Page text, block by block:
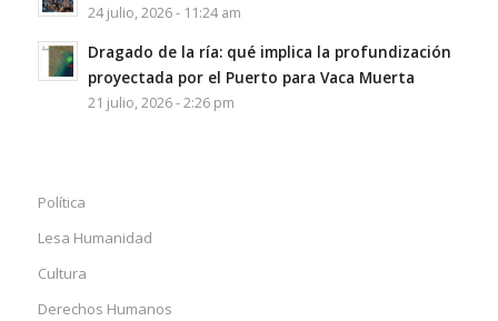
24 julio, 2026 - 11:24 am
Dragado de la ría: qué implica la profundización
proyectada por el Puerto para Vaca Muerta
21 julio, 2026 - 2:26 pm
Política
Lesa Humanidad
Cultura
Derechos Humanos